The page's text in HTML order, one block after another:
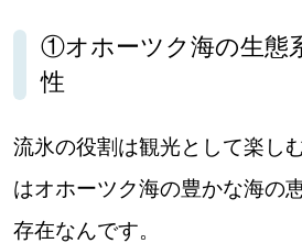
all
札幌
道北
①オホーツク海の生態
性
流氷の役割は観光として楽し
はオホーツク海の豊かな海の
存在なんです。